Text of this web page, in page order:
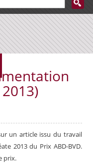
un article issu du travail
2013 du Prix ABD-BVD.
prix.